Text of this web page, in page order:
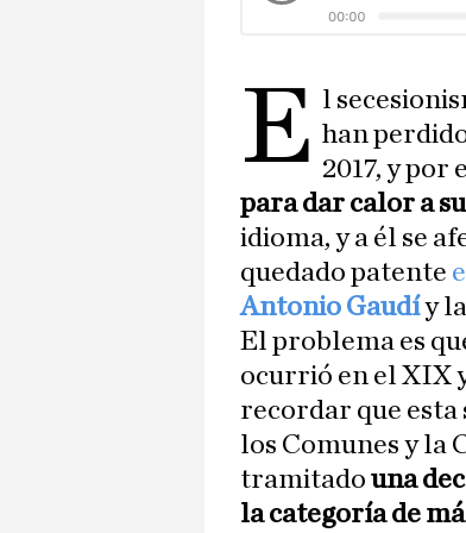
E l
han
2017, y por
para dar calor a
idioma, y a él se
quedado patente
Antonio Gaudíy
El problema es
ocurrió en el XIX
recordar que esta
los Comunes y la
tramitado una
la categoría de